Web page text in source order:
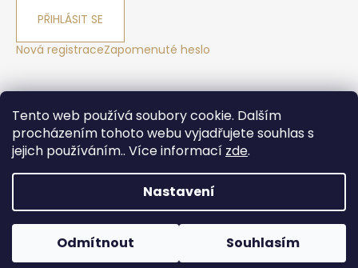
Tento web používá soubory cookie. Dalším
procházením tohoto webu vyjadřujete souhlas s
jejich používáním.. Více informací zde.
Nastavení
Odmítnout Souhlasím
PŘIHLÁSIT SE
Nová registraceZapomenuté heslo
Yoga sport Frýdek - Místek Yogové studio Maralák
Hotel Maralák
Copyright 2026Yogasport Shop. Všechna práva
vyhrazena.
Upravit nastavení cookies